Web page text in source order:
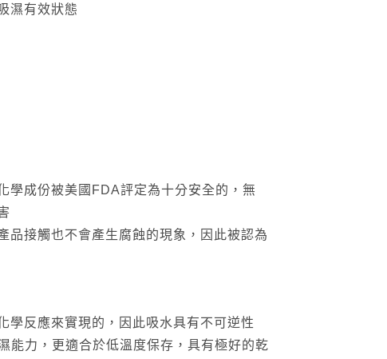
濕有效狀態
學成份被美國FDA評定為十分安全的，無
品接觸也不會產生腐蝕的現象，因此被認為
學反應來實現的，因此吸水具有不可逆性
能力，更適合於低溫度保存，具有極好的乾